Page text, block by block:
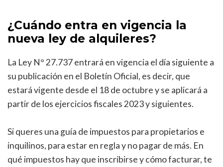
¿Cuándo entra en vigencia la
nueva ley de alquileres?
La Ley N° 27.737 entrará en vigencia el día siguiente a
su publicación en el Boletín Oficial, es decir, que
estará vigente desde el 18 de octubre y se aplicará a
partir de los ejercicios fiscales 2023 y siguientes.
Si queres una guía de impuestos para propietarios e
inquilinos, para estar en regla y no pagar de más. En
qué impuestos hay que inscribirse y cómo facturar, te